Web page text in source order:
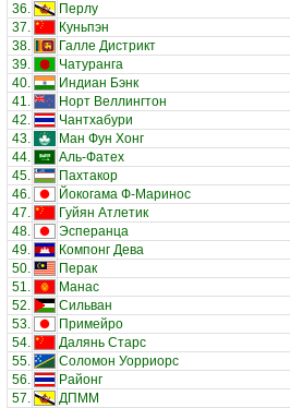
36.
Перлу
37.
Куньпэн
38.
Галле Дистрикт
39.
Чатуранга
40.
Индиан Бэнк
41.
Норт Веллингтон
42.
Чантхабури
43.
Ман Фун Хонг
44.
Аль-Фатех
45.
Пахтакор
46.
Йокогама Ф-Маринос
47.
Гуйян Атлетик
48.
Эсперанца
49.
Компонг Дева
50.
Перак
51.
Манас
52.
Сильван
53.
Примейро
54.
Далянь Старс
55.
Соломон Уорриорс
56.
Районг
57.
ДПММ